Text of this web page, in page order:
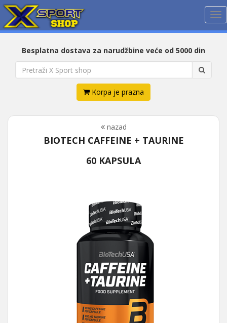
Besplatna dostava za narudžbine veće od 5000 din
Korpa je prazna
nazad
BIOTECH CAFFEINE + TAURINE
60 KAPSULA